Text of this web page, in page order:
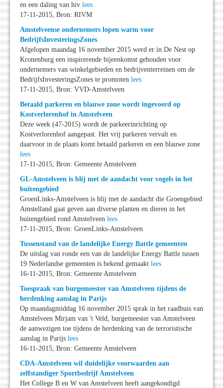
en een daling van hiv lees
17-11-2015, Bron: RIVM
Amstelveense ondernemers lopen warm voor
BedrijfsInvesteringsZones
Afgelopen maandag 16 november 2015 werd er in De Nest op
Kronenburg een inspirerende bijeenkomst gehouden voor
ondernemers van winkelgebieden en bedrijventerreinen om de
BedrijfsInvesteringsZones te promoten lees
17-11-2015, Bron: VVD-Amstelveen
Betaald parkeren en blauwe zone wordt ingevoerd op
Kostverlorenhof in Amstelveen
Deze week (47-2015) wordt de parkeerinrichting op
Kostverlorenhof aangepast. Het vrij parkeren vervalt en
daarvoor in de plaats komt betaald parkeren en een blauwe zone
lees
17-11-2015, Bron: Gemeente Amstelveen
GL-Amstelveen is blij met de aandacht voor vogels in het
buitengebied
GroenLinks-Amstelveen is blij met de aandacht die Groengebied
Amstelland gaat geven aan diverse planten en dieren in het
buitengebied rond Amstelveen lees
17-11-2015, Bron: GroenLinks-Amstelveen
Tussenstand van de landelijke Energy Battle gemeenten
De uitslag van ronde een van de landelijke Energy Battle tussen
19 Nederlandse gemeenten is bekend gemaakt lees
16-11-2015, Bron: Gemeente Amstelveen
Toespraak van burgemeester van Amstelveen tijdens de
herdenking aanslag in Parijs
Op maandagmiddag 16 november 2015 sprak in het raadhuis van
Amstelveen Mirjam van 't Veld, burgemeester van Amstelveen
de aanwezigen toe tijdens de herdenking van de terroristische
aanslag in Parijs lees
16-11-2015, Bron: Gemeente Amstelveen
CDA-Amstelveen wil duidelijke voorwaarden aan
zelfstandiger Sportbedrijf Amstelveen
Het College B en W van Amstelveen heeft aangekondigd